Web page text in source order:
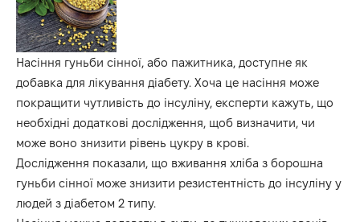
Насіння гуньби сінної, або пажитника, доступне як
добавка для лікування діабету. Хоча це насіння може
покращити чутливість до інсуліну, експерти кажуть, що
необхідні додаткові дослідження, щоб визначити, чи
може воно знизити рівень цукру в крові.
Дослідження показали, що вживання хліба з борошна
гуньби сінної може знизити резистентність до інсуліну у
людей з діабетом 2 типу.